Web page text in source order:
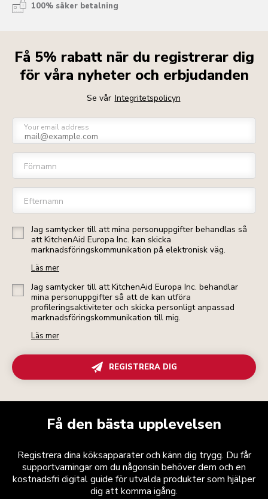
100% säker betalning
Få 5% rabatt när du registrerar dig
för våra nyheter och erbjudanden
Se vår Integritetspolicyn
Your email address
Förnamn
Efternamn
Jag samtycker till att mina personuppgifter behandlas så
att KitchenAid Europa Inc. kan skicka
marknadsföringskommunikation på elektronisk väg.
Läs mer
Jag samtycker till att KitchenAid Europa Inc. behandlar
mina personuppgifter så att de kan utföra
profileringsaktiviteter och skicka personligt anpassad
marknadsföringskommunikation till mig.
Läs mer
REGISTRERA DIG
Få den bästa upplevelsen
Registrera dina köksapparater och känn dig trygg. Du får
supportvarningar om du någonsin behöver dem och en
kostnadsfri digital guide för utvalda produkter som hjälper
dig att komma igång.